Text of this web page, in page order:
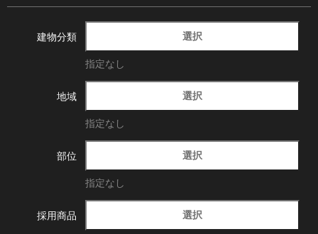
建物分類 選択
指定なし
地域 選択
指定なし
部位 選択
指定なし
採用商品 選択